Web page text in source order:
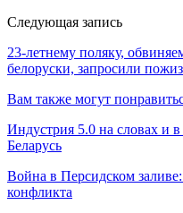
Следующая запись
23-летнему поляку,
белоруски, запросили
Вам также могут
Индустрия 5.0 на словах и
Беларусь
Война в Персидском
конфликта